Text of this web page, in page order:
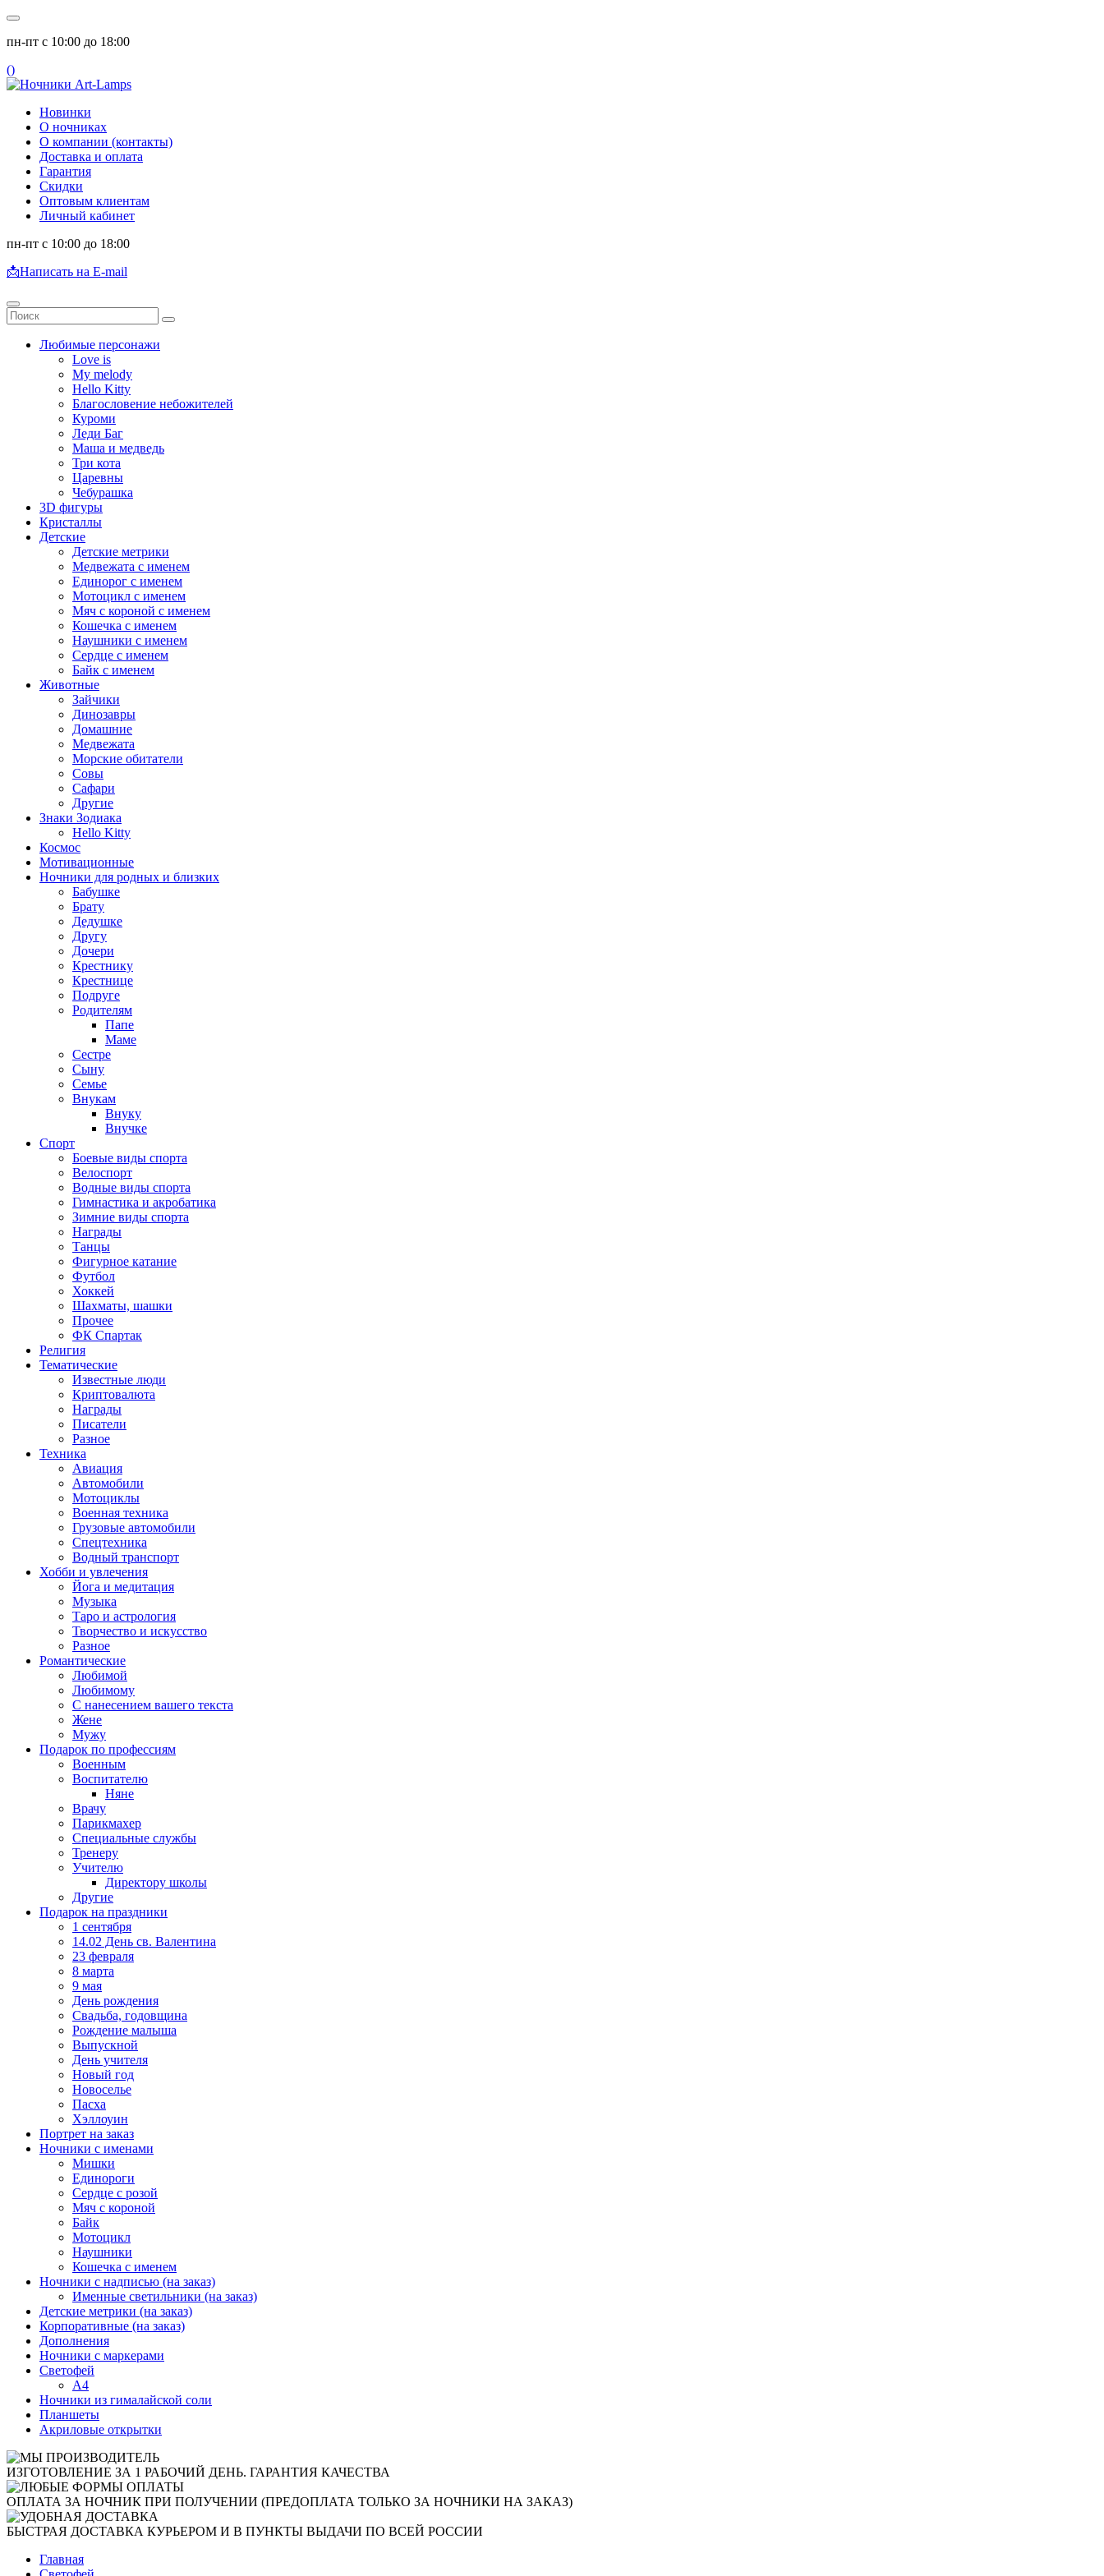
пн-пт с 10:00 до 18:00
()
Новинки
О ночниках
О компании (контакты)
Доставка и оплата
Гарантия
Скидки
Оптовым клиентам
Личный кабинет
пн-пт с 10:00 до 18:00
📩Написать на E-mail
Любимые персонажи
Love is
My melody
Hello Kitty
Благословение небожителей
Куроми
Леди Баг
Маша и медведь
Три кота
Царевны
Чебурашка
3D фигуры
Кристаллы
Детские
Детские метрики
Медвежата с именем
Единорог с именем
Мотоцикл с именем
Мяч с короной с именем
Кошечка с именем
Наушники с именем
Сердце с именем
Байк с именем
Животные
Зайчики
Динозавры
Домашние
Медвежата
Морские обитатели
Совы
Сафари
Другие
Знаки Зодиака
Hello Kitty
Космос
Мотивационные
Ночники для родных и близких
Бабушке
Брату
Дедушке
Другу
Дочери
Крестнику
Крестнице
Подруге
Родителям
Папе
Маме
Сестре
Сыну
Семье
Внукам
Внуку
Внучке
Спорт
Боевые виды спорта
Велоспорт
Водные виды спорта
Гимнастика и акробатика
Зимние виды спорта
Награды
Танцы
Фигурное катание
Футбол
Хоккей
Шахматы, шашки
Прочее
ФК Спартак
Религия
Тематические
Известные люди
Криптовалюта
Награды
Писатели
Разное
Техника
Авиация
Автомобили
Мотоциклы
Военная техника
Грузовые автомобили
Спецтехника
Водный транспорт
Хобби и увлечения
Йога и медитация
Музыка
Таро и астрология
Творчество и искусство
Разное
Романтические
Любимой
Любимому
С нанесением вашего текста
Жене
Мужу
Подарок по профессиям
Военным
Воспитателю
Няне
Врачу
Парикмахер
Специальные службы
Тренеру
Учителю
Директору школы
Другие
Подарок на праздники
1 сентября
14.02 День св. Валентина
23 февраля
8 марта
9 мая
День рождения
Свадьба, годовщина
Рождение малыша
Выпускной
День учителя
Новый год
Новоселье
Пасха
Хэллоуин
Портрет на заказ
Ночники с именами
Мишки
Единороги
Сердце с розой
Мяч с короной
Байк
Мотоцикл
Наушники
Кошечка с именем
Ночники с надписью (на заказ)
Именные светильники (на заказ)
Детские метрики (на заказ)
Корпоративные (на заказ)
Дополнения
Ночники с маркерами
Светофей
А4
Ночники из гималайской соли
Планшеты
Акриловые открытки
ИЗГОТОВЛЕНИЕ ЗА 1 РАБОЧИЙ ДЕНЬ. ГАРАНТИЯ КАЧЕСТВА
ОПЛАТА ЗА НОЧНИК ПРИ ПОЛУЧЕНИИ (ПРЕДОПЛАТА ТОЛЬКО ЗА НОЧНИКИ НА ЗАКАЗ)
БЫСТРАЯ ДОСТАВКА КУРЬЕРОМ И В ПУНКТЫ ВЫДАЧИ ПО ВСЕЙ РОССИИ
Главная